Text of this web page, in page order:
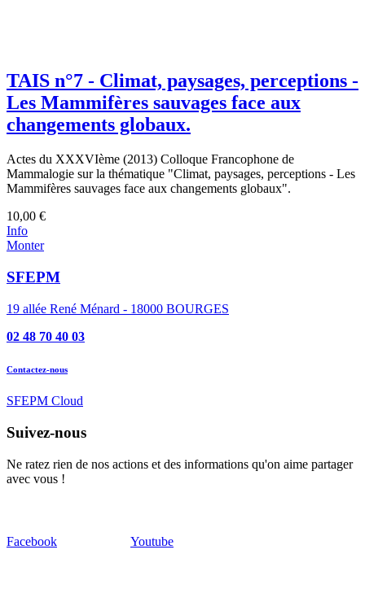
TAIS n°7 - Climat, paysages, perceptions -
Les Mammifères sauvages face aux
changements globaux.
Actes du XXXVIème (2013) Colloque Francophone de
Mammalogie sur la thématique "Climat, paysages, perceptions - Les
Mammifères sauvages face aux changements globaux".
10,00 €
Info
Monter
SFEPM
19 allée René Ménard - 18000 BOURGES
02 48 70 40 03
Contactez-nous
SFEPM Cloud
Suivez-nous
Ne ratez rien de nos actions et des informations qu'on aime partager
avec vous !
Facebook Youtube